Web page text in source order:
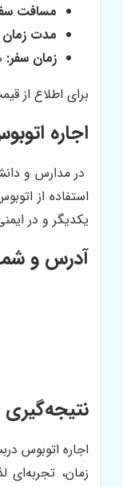
مسافت
مدت زمان
زمان سفر:
برای اطلاع از
اجاره
در مدارس و
استفاده از
یکدیگر و در
آدرس و
نتیجه‌گیری
اجاره اتوبوس
زمان،